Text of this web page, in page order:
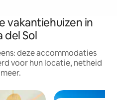
vakantiehuizen in
del Sol
deze accommodaties
voor hun locatie, netheid